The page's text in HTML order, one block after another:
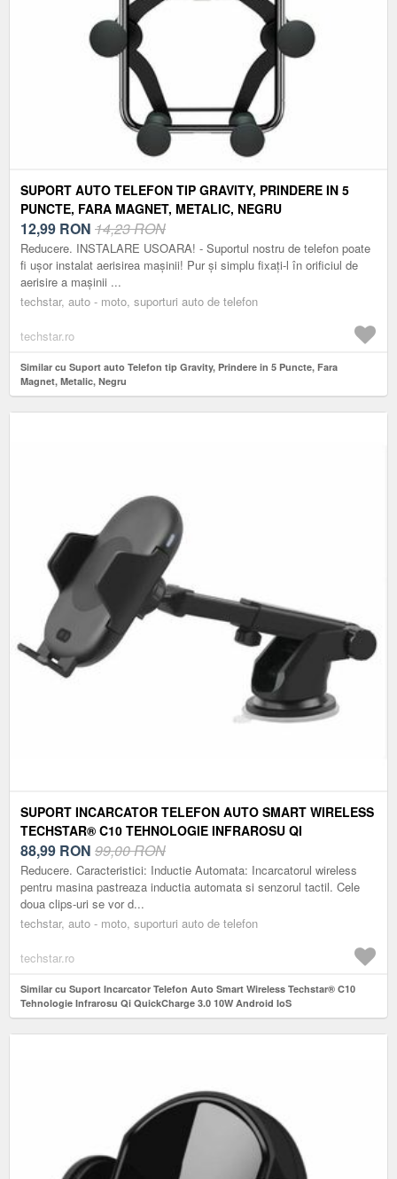
SUPORT AUTO TELEFON TIP GRAVITY, PRINDERE IN 5
PUNCTE, FARA MAGNET, METALIC, NEGRU
12,99 RON 14,23 RON
Reducere. INSTALARE USOARA! - Suportul nostru de telefon poate
fi ușor instalat aerisirea mașinii! Pur și simplu fixați-l în orificiul de
aerisire a mașinii ...
techstar, auto - moto, suporturi auto de telefon
techstar.ro
Similar cu Suport auto Telefon tip Gravity, Prindere in 5 Puncte, Fara
Magnet, Metalic, Negru
SUPORT INCARCATOR TELEFON AUTO SMART WIRELESS
TECHSTAR® C10 TEHNOLOGIE INFRAROSU QI
QUICKCHARGE 3.0 10W ANDROID IOS
88,99 RON 99,00 RON
Reducere. Caracteristici: Inductie Automata: Incarcatorul wireless
pentru masina pastreaza inductia automata si senzorul tactil. Cele
doua clips-uri se vor d...
techstar, auto - moto, suporturi auto de telefon
techstar.ro
Similar cu Suport Incarcator Telefon Auto Smart Wireless Techstar® C10
Tehnologie Infrarosu Qi QuickCharge 3.0 10W Android IoS